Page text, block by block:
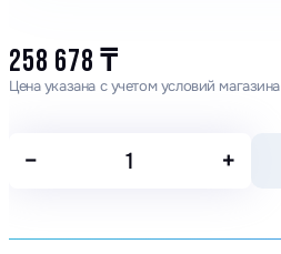
258 678 ₸
Цена указана с учетом условий магазина
− +